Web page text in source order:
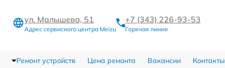
ул. Малышева, 51
Адрес сервисного центра Meizu
+7 (343) 226-93-53
Горячая линия
Ремонт устройств Цена ремонта Вакансии Контакты